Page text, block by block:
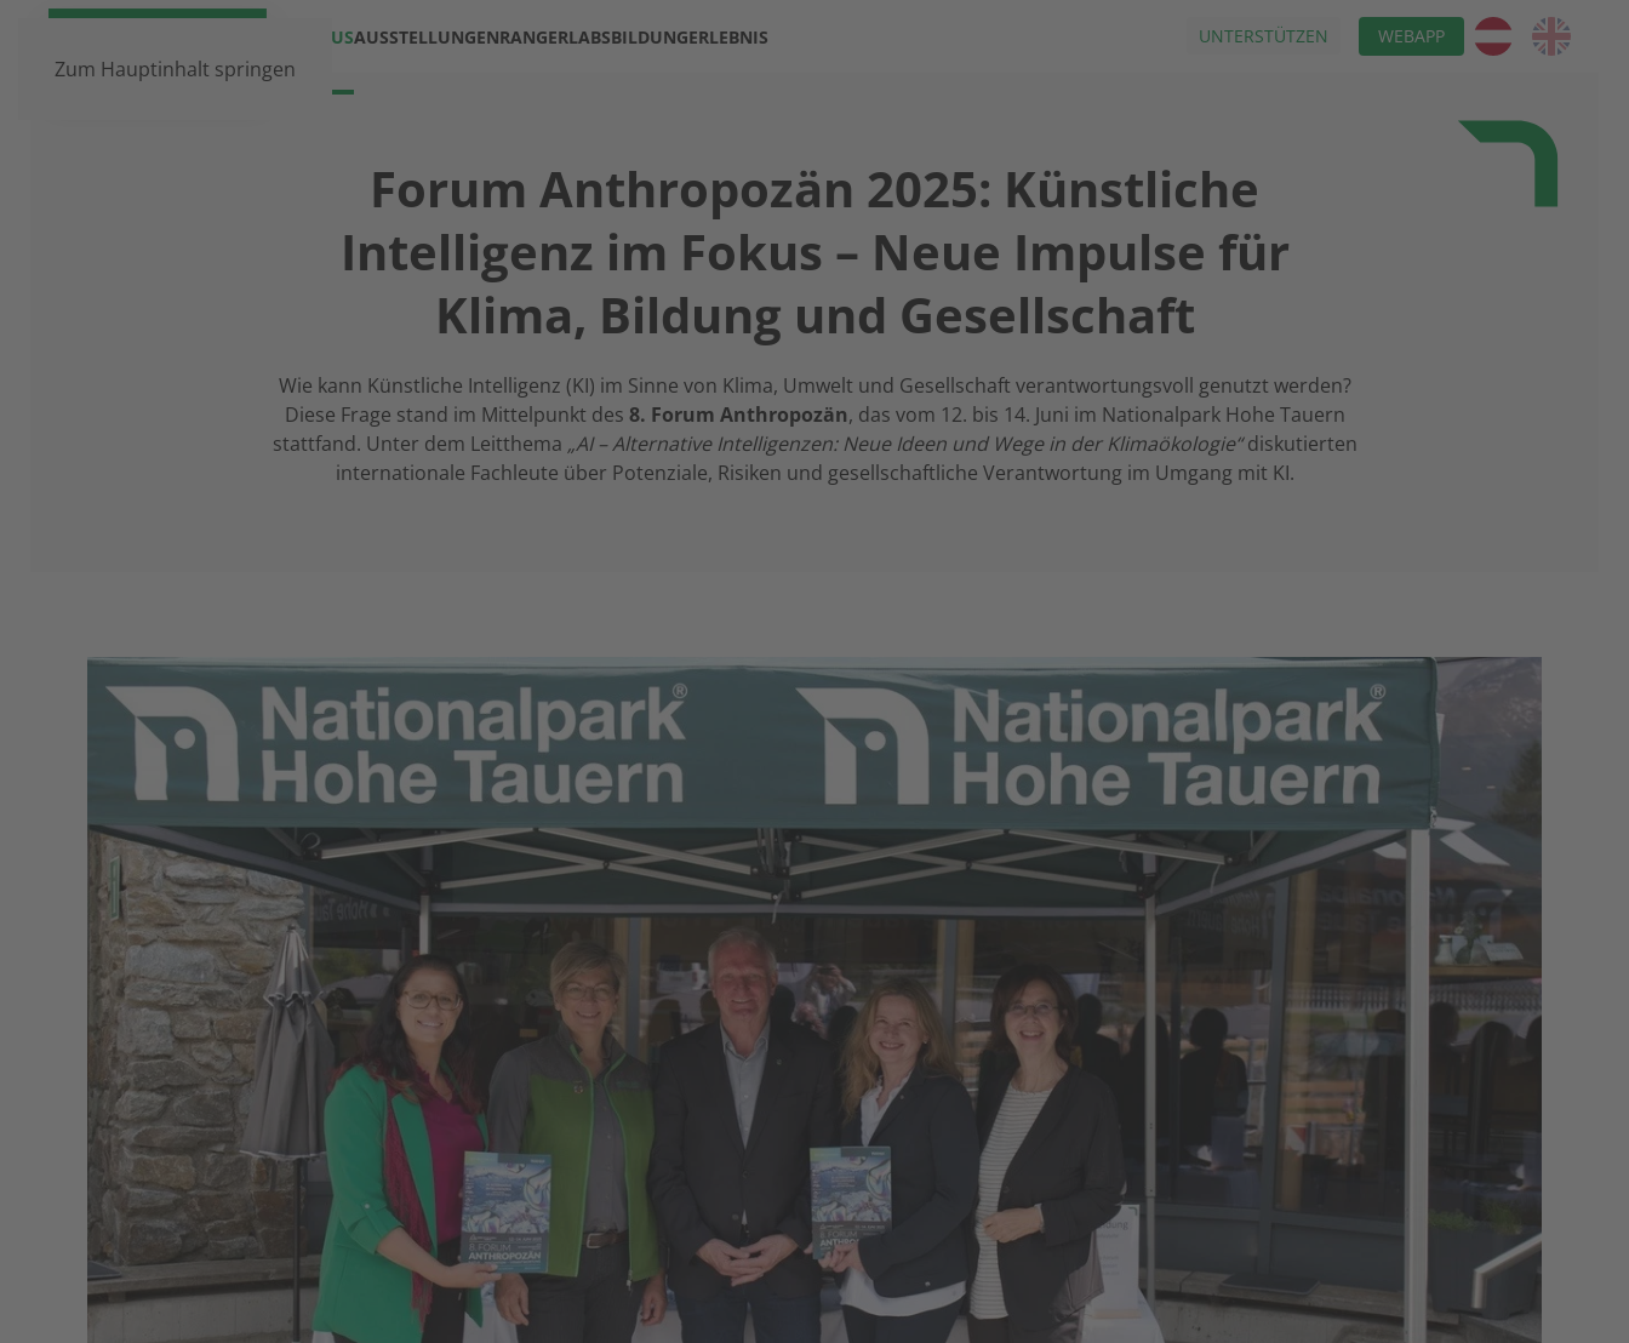
Zum Hauptinhalt springen
DAS HAUSAUSSTELLUNGENRANGERLABSBILDUNGERLEBNIS UNTERSTÜTZEN WEBAPP
Forum Anthropozän 2025: Künstliche
Intelligenz im Fokus – Neue Impulse für
Klima, Bildung und Gesellschaft
Wie kann Künstliche Intelligenz (KI) im Sinne von Klima, Umwelt und Gesellschaft verantwortungsvoll genutzt werden?
Diese Frage stand im Mittelpunkt des 8. Forum Anthropozän, das vom 12. bis 14. Juni im Nationalpark Hohe Tauern
stattfand. Unter dem Leitthema „AI – Alternative Intelligenzen: Neue Ideen und Wege in der Klimaökologie“diskutierten
internationale Fachleute über Potenziale, Risiken und gesellschaftliche Verantwortung im Umgang mit KI.